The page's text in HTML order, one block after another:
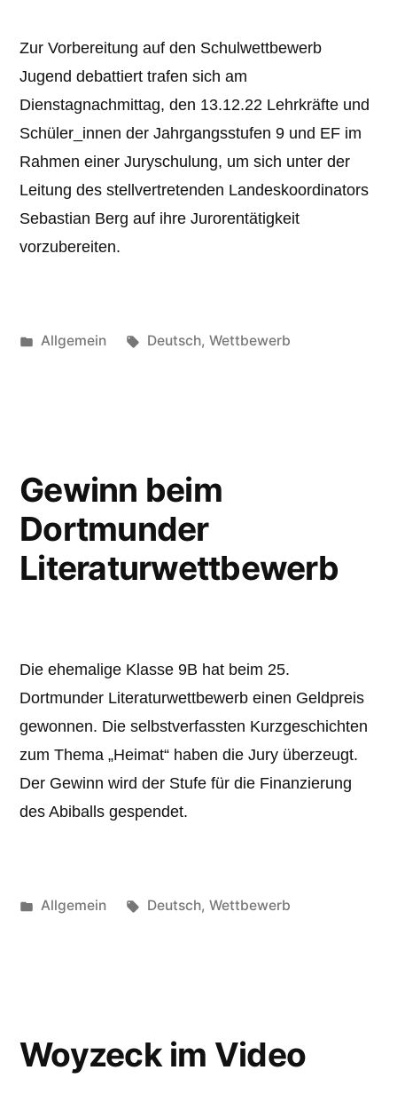
Zur Vorbereitung auf den Schulwettbewerb
Jugend debattiert trafen sich am
Dienstagnachmittag, den 13.12.22 Lehrkräfte und
Schüler_innen der Jahrgangsstufen 9 und EF im
Rahmen einer Juryschulung, um sich unter der
Leitung des stellvertretenden Landeskoordinators
Sebastian Berg auf ihre Jurorentätigkeit
vorzubereiten.
Veröffentlicht
Allgemein Schlagwörter:
Deutsch, Wettbewerb
Gewinn beim
Dortmunder
Literaturwettbewerb
Die ehemalige Klasse 9B hat beim 25.
Dortmunder Literaturwettbewerb einen Geldpreis
gewonnen. Die selbstverfassten Kurzgeschichten
zum Thema „Heimat“ haben die Jury überzeugt.
Der Gewinn wird der Stufe für die Finanzierung
des Abiballs gespendet.
Veröffentlicht
Allgemein Schlagwörter:
Deutsch, Wettbewerb
Woyzeck im Video